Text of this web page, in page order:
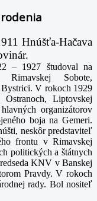
Hnúšťa-Hačava
– 1927 študoval na
Sobote,
V rokoch 1929
Liptovskej
organizátorov
boja na Gemeri.
neskôr predstaviteľ
frontu v Rimavskej
politických a štátnych
KNV v Banskej
Pravdy. V rokoch
rady. Bol nositeľ